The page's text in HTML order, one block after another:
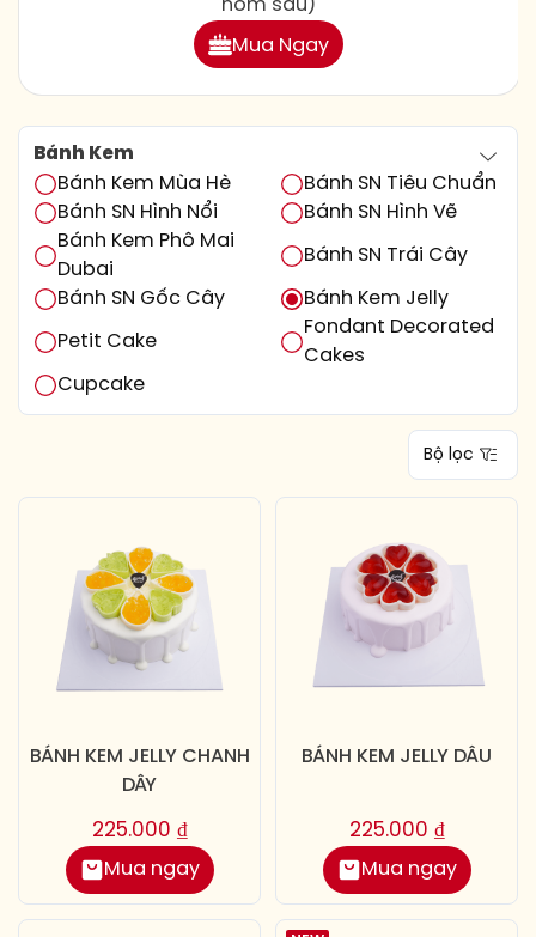
hôm sau)
Mua Ngay
Bánh Kem
Bánh Kem Mùa Hè
Bánh SN Tiêu Chuẩn
Bánh SN Hình Nổi
Bánh SN Hình Vẽ
Bánh Kem Phô Mai
Dubai
Bánh SN Trái Cây
Bánh SN Gốc Cây Bánh Kem Jelly
Petit Cake
Fondant Decorated
Cakes
Cupcake
Bộ lọc
BÁNH KEM JELLY CHANH
DÂY
Mua ngay
225.000 ₫
BÁNH KEM JELLY DÂU
Mua ngay
225.000 ₫